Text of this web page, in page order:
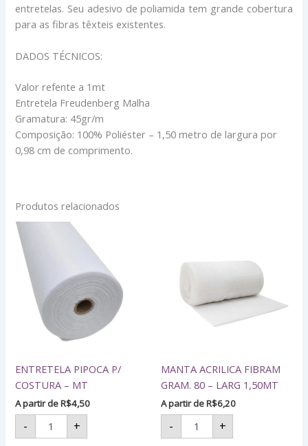
entretelas. Seu adesivo de poliamida tem grande cobertura
para as fibras têxteis existentes.
DADOS TÉCNICOS:
Valor refente a 1mt
Entretela Freudenberg Malha
Gramatura: 45gr/m
Composição: 100% Poliéster – 1,50 metro de largura por
0,98 cm de comprimento.
Produtos relacionados
ENTRETELA PIPOCA P/
COSTURA – MT
A partir deR$4,50
-
ENTRETELA
MT
quantidade
+
MANTA ACRILICA FIBRAM
GRAM. 80 – LARG 1,50MT
A partir deR$6,20
-
GRAM.
-
LARG
+